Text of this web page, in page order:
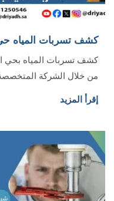
كشف تسربات المياه حي
كشف تسربات المياه بحي
من خلال الشركة
إقرأ المزيد